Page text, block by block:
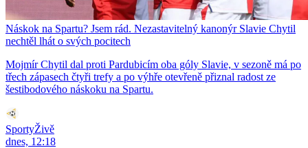
Náskok na Spartu? Jsem rád. Nezastavitelný kanonýr Slavie Chytil
nechtěl lhát o svých pocitech
Mojmír Chytil dal proti Pardubicím oba góly Slavie, v sezoně má po
třech zápasech čtyři trefy a po výhře otevřeně přiznal radost ze
šestibodového náskoku na Spartu.
SportyŽivě
dnes, 12:18